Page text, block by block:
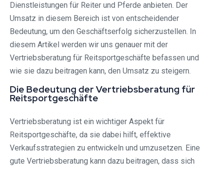
Dienstleistungen für Reiter und Pferde anbieten. Der
Umsatz in diesem Bereich ist von entscheidender
Bedeutung, um den Geschäftserfolg sicherzustellen. In
diesem Artikel werden wir uns genauer mit der
Vertriebsberatung für Reitsportgeschäfte befassen und
wie sie dazu beitragen kann, den Umsatz zu steigern.
Die Bedeutung der Vertriebsberatung für
Reitsportgeschäfte
Vertriebsberatung ist ein wichtiger Aspekt für
Reitsportgeschäfte, da sie dabei hilft, effektive
Verkaufsstrategien zu entwickeln und umzusetzen. Eine
gute Vertriebsberatung kann dazu beitragen, dass sich